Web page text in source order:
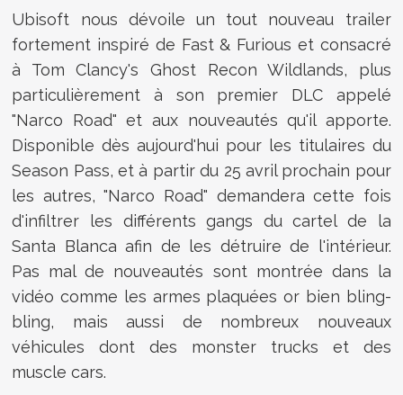
Ubisoft nous dévoile un tout nouveau trailer
fortement inspiré de Fast & Furious et consacré
à Tom Clancy's Ghost Recon Wildlands, plus
particulièrement à son premier DLC appelé
"Narco Road" et aux nouveautés qu'il apporte.
Disponible dès aujourd'hui pour les titulaires du
Season Pass, et à partir du 25 avril prochain pour
les autres, "Narco Road" demandera cette fois
d'infiltrer les différents gangs du cartel de la
Santa Blanca afin de les détruire de l'intérieur.
Pas mal de nouveautés sont montrée dans la
vidéo comme les armes plaquées or bien bling-
bling, mais aussi de nombreux nouveaux
véhicules dont des monster trucks et des
muscle cars.